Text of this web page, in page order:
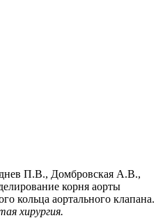
П.В., Домбровская А.В.,
корня аорты
кольца аортального клапана.
хирургия.